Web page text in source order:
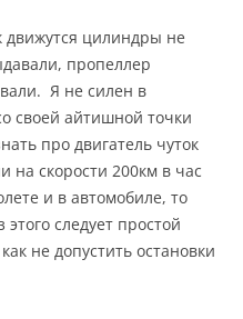
движутся цилиндры не
пропеллер
Я не силен в
своей айтишной точки
про двигатель чуток
на скорости 200км в час
и в автомобиле, то
следует простой
не допустить остановки